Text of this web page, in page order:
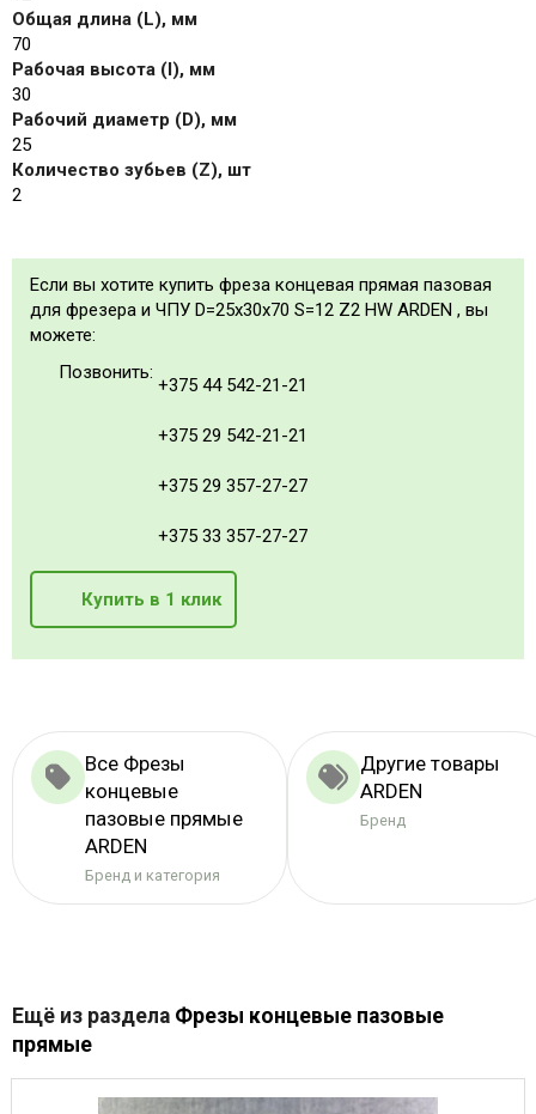
Общая длина (L), мм
70
Рабочая высота (I), мм
30
Рабочий диаметр (D), мм
25
Количество зубьев (Z), шт
2
Если вы хотите купить фреза концевая прямая пазовая
для фрезера и ЧПУ D=25x30x70 S=12 Z2 HW ARDEN , вы
можете:
Позвонить:
+375 44 542-21-21
+375 29 542-21-21
+375 29 357-27-27
+375 33 357-27-27
Купить в 1 клик
Все Фрезы
концевые
пазовые прямые
ARDEN
Бренд и категория
Другие товары
ARDEN
Бренд
Ещё из раздела Фрезы концевые пазовые
прямые